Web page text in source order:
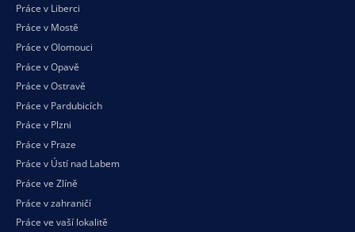
Práce v Liberci
Práce v Mostě
Práce v Olomouci
Práce v Opavě
Práce v Ostravě
Práce v Pardubicích
Práce v Plzni
Práce v Praze
Práce v Ústí nad Labem
Práce ve Zlíně
Práce v zahraničí
Práce ve vaší lokalitě